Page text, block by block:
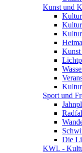
Kunst und
Kunst
Sport und
Die
KWL -